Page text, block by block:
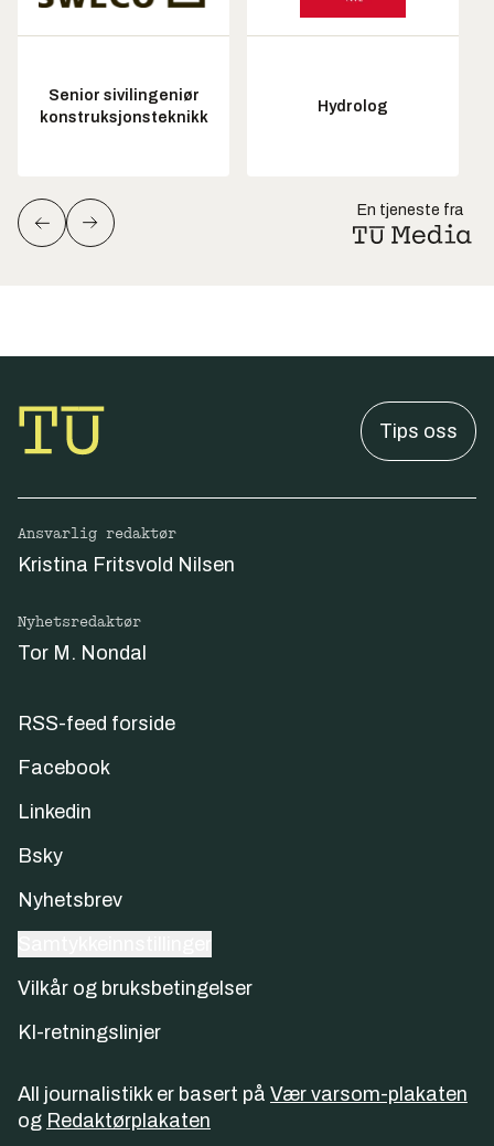
Senior sivilingeniør
konstruksjonsteknikk
Hydrolog
En tjeneste fra
Tips oss
Ansvarlig redaktør
Kristina Fritsvold Nilsen
Nyhetsredaktør
Tor M. Nondal
RSS-feed forside
Facebook
Linkedin
Bsky
Nyhetsbrev
Vilkår og bruksbetingelser
KI-retningslinjer
All journalistikk er basert på Vær varsom-plakaten
og Redaktørplakaten